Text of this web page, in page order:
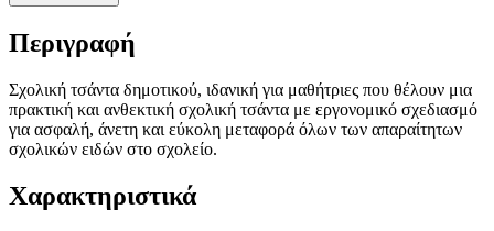
Περιγραφή
Σχολική τσάντα δημοτικού, ιδανική για μαθήτριες που θέλουν μια
πρακτική και ανθεκτική σχολική τσάντα με εργονομικό σχεδιασμό
για ασφαλή, άνετη και εύκολη μεταφορά όλων των απαραίτητων
σχολικών ειδών στο σχολείο.
Χαρακτηριστικά